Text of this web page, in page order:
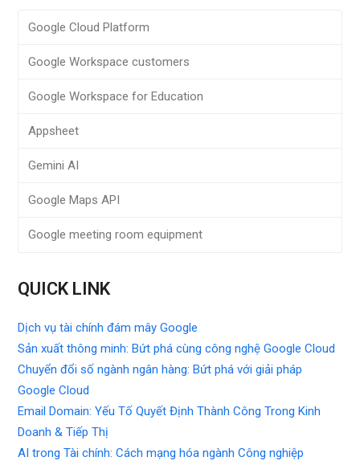
Google Cloud Platform
Google Workspace customers
Google Workspace for Education
Appsheet
Gemini AI
Google Maps API
Google meeting room equipment
QUICK LINK
Dịch vụ tài chính đám mây Google
Sản xuất thông minh: Bứt phá cùng công nghệ Google Cloud
Chuyển đổi số ngành ngân hàng: Bứt phá với giải pháp
Google Cloud
Email Domain: Yếu Tố Quyết Định Thành Công Trong Kinh
Doanh & Tiếp Thị
AI trong Tài chính: Cách mạng hóa ngành Công nghiệp